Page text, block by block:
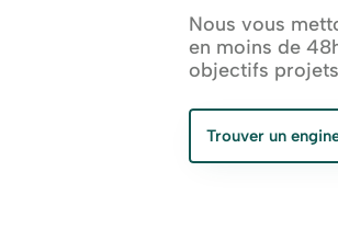
Nous vous
en moins de
objectifs
Trouver un